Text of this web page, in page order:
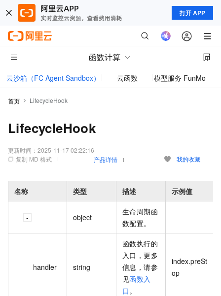
打开 APP
函数计算
云沙箱（FC Agent Sandbox） 云函数 模型服务 FunModel
首页 LifecycleHook
LifecycleHook
更新时间： 2025-11-17 02:22:16
复制 MD 格式
产品详情 我的收藏
名称 类型 描述 示例值
object
生命周期函
数配置。
handler string
函数执行的
入口，更多
信息，请参
见函数入
口。
index.preSt
op